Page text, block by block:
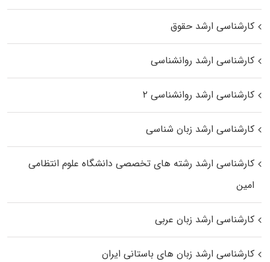
کارشناسی ارشد حقوق
کارشناسی ارشد روانشناسی
کارشناسی ارشد روانشناسی ۲
کارشناسی ارشد زبان شناسی
کارشناسی ارشد رﺷﺘﻪ ﻫﺎی تخصصی داﻧﺸﮕﺎه ﻋﻠﻮم انتظامی
اﻣﻴﻦ
کارشناسی ارشد زبان عربی
کارشناسی ارشد زبان‌ های باستانی ایران